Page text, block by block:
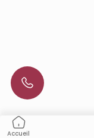
Accueil